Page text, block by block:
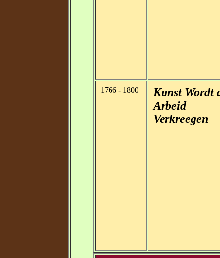
1766 - 1800
Kunst Wordt
Arbeid
Verkreegen